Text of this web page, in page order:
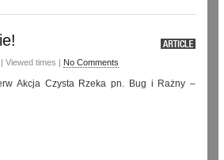
| Viewed times | No Comments
Akcja Czysta Rzeka pn. Bug i Rażny –